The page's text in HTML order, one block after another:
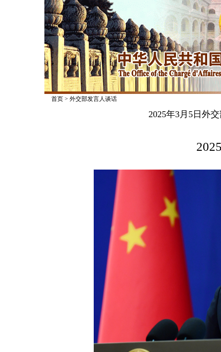
首页> 外交部发言人谈话
2025年3月5日外